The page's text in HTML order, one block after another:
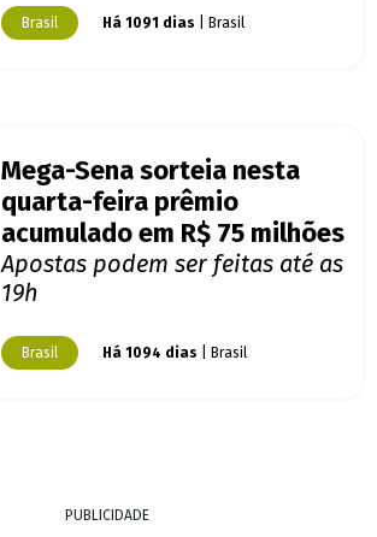
Brasil Há 1091 dias | Brasil
Mega-Sena sorteia nesta
quarta-feira prêmio
acumulado em R$ 75 milhões
Apostas podem ser feitas até as
19h
Brasil Há 1094 dias | Brasil
PUBLICIDADE